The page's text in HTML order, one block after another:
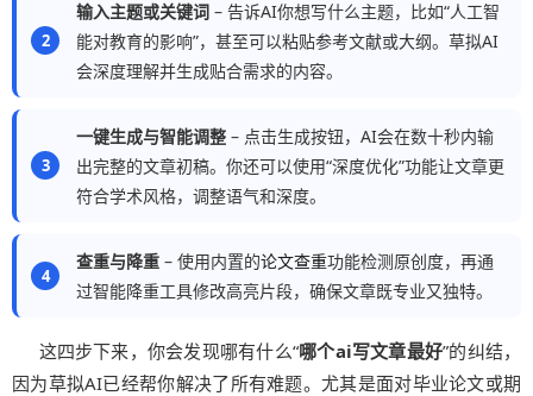
输入主题或关键词 – 告诉AI你想写什么主题，比如“人工智
能对教育的影响”，甚至可以粘贴参考文献或大纲。草拟AI
会深度理解并生成贴合需求的内容。
一键生成与智能调整 – 点击生成按钮，AI会在数十秒内输
出完整的文章初稿。你还可以使用“深度优化”功能让文章更
符合学术风格，调整语气和深度。
查重与降重 – 使用内置的论文查重功能检测原创度，再通
过智能降重工具修改高亮片段，确保文章既专业又独特。
这四步下来，你会发现哪有什么“哪个ai写文章最好”的纠结，
因为草拟AI已经帮你解决了所有难题。尤其是面对毕业论文或期